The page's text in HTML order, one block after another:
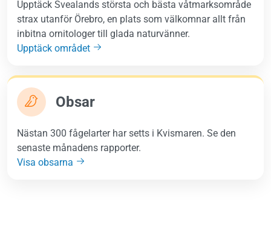
Upptäck Svealands största och bästa våtmarksområde
strax utanför Örebro, en plats som välkomnar allt från
inbitna ornitologer till glada naturvänner.
Upptäck området
Obsar
Nästan 300 fågelarter har setts i Kvismaren. Se den
senaste månadens rapporter.
Visa obsarna